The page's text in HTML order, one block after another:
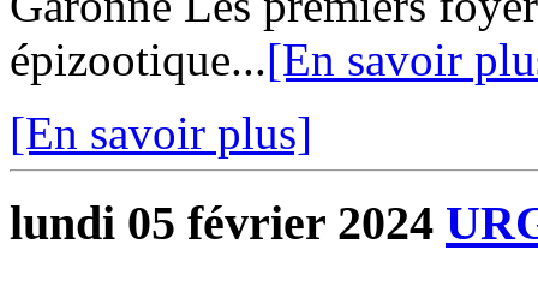
épizootique...[En savoir
[En savoir plus]
lundi 05 février 2024